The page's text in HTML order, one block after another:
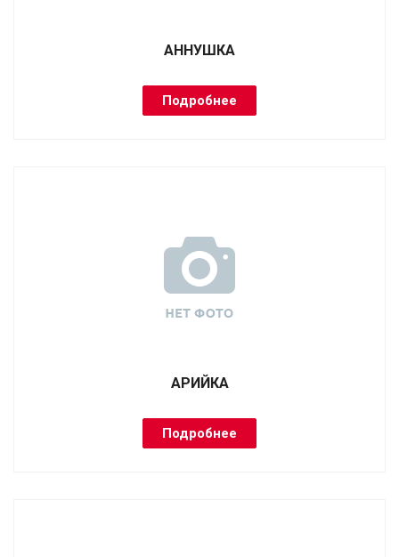
АННУШКА
Подробнее
АРИЙКА
Подробнее